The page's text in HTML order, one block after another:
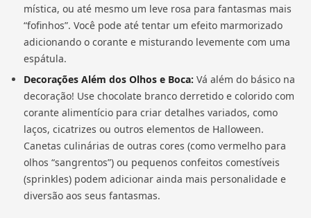
mística, ou até mesmo um leve rosa para fantasmas mais
“fofinhos”. Você pode até tentar um efeito marmorizado
adicionando o corante e misturando levemente com uma
espátula.
Decorações Além dos Olhos e Boca: Vá além do básico na
decoração! Use chocolate branco derretido e colorido com
corante alimentício para criar detalhes variados, como
laços, cicatrizes ou outros elementos de Halloween.
Canetas culinárias de outras cores (como vermelho para
olhos “sangrentos”) ou pequenos confeitos comestíveis
(sprinkles) podem adicionar ainda mais personalidade e
diversão aos seus fantasmas.